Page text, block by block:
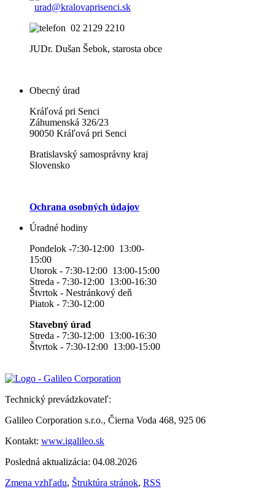
urad@kralovaprisenci.sk
02 2129 2210
JUDr. Dušan Šebok, starosta obce
Obecný úrad
Kráľová pri Senci
Záhumenská 326/23
90050 Kráľová pri Senci
Bratislavský samosprávny kraj
Slovensko
Ochrana osobných údajov
Úradné hodiny
Pondelok -7:30-12:00 13:00-
15:00
Utorok - 7:30-12:00 13:00-15:00
Streda - 7:30-12:00 13:00-16:30
Štvrtok - Nestránkový deň
Piatok - 7:30-12:00
Stavebný úrad
Streda - 7:30-12:00 13:00-16:30
Štvrtok - 7:30-12:00 13:00-15:00
Technický prevádzkovateľ:
Galileo Corporation s.r.o., Čierna Voda 468, 925 06
Kontakt: www.igalileo.sk
Posledná aktualizácia: 04.08.2026
Zmena vzhľadu, Štruktúra stránok, RSS